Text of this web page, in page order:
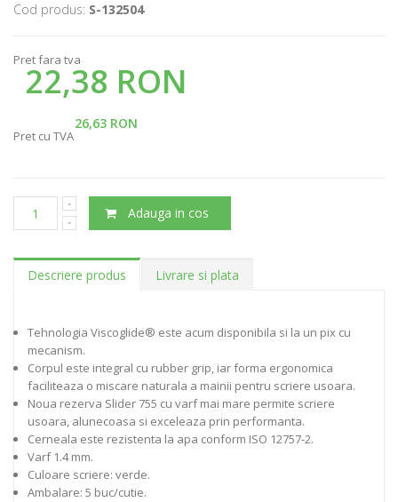
Cod produs: S-132504
Pret fara tva
22,38 RON
26,63 RON
Pret cu TVA
Adauga in cos
Descriere produs Livrare si plata
Tehnologia Viscoglide® este acum disponibila si la un pix cu
mecanism.
Corpul este integral cu rubber grip, iar forma ergonomica
faciliteaza o miscare naturala a mainii pentru scriere usoara.
Noua rezerva Slider 755 cu varf mai mare permite scriere
usoara, alunecoasa si exceleaza prin performanta.
Cerneala este rezistenta la apa conform ISO 12757-2.
Varf 1.4 mm.
Culoare scriere: verde.
Ambalare: 5 buc/cutie.